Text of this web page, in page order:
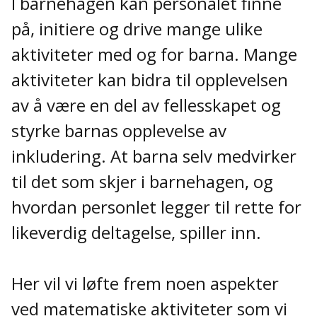
på, initiere og drive mange ulike
aktiviteter med og for barna. Mange
aktiviteter kan bidra til opplevelsen
av å være en del av fellesskapet og
styrke barnas opplevelse av
inkludering. At barna selv medvirker
til det som skjer i barnehagen, og
hvordan personlet legger til rette for
likeverdig deltagelse, spiller inn.
Her vil vi løfte frem noen aspekter
ved matematiske aktiviteter som vi